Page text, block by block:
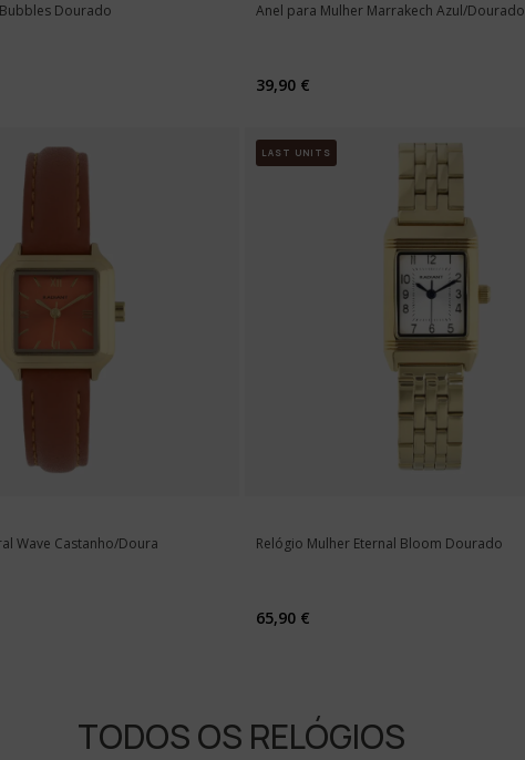
Dourado Anel para Mulher Marrakech Azul/Dourado
39,90 €
Wave Castanho/Doura
LAST UNITS
Relógio Mulher Eternal Bloom Dourado
65,90 €
TODOS OS RELÓGIOS